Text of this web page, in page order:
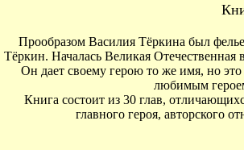
Прообразом Василия Тёркина был
Тёркин. Началась Великая Отечественная
Он дает своему герою то же имя, но
любимым
Книга состоит из 30 глав,
главного героя, авторского